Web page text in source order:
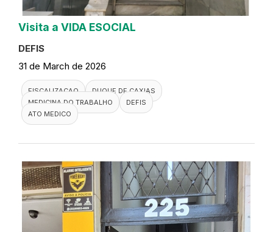
Visita a VIDA ESOCIAL
DEFIS
31 de March de 2026
FISCALIZACAO
DUQUE DE CAXIAS
MEDICINA DO TRABALHO
DEFIS
ATO MEDICO